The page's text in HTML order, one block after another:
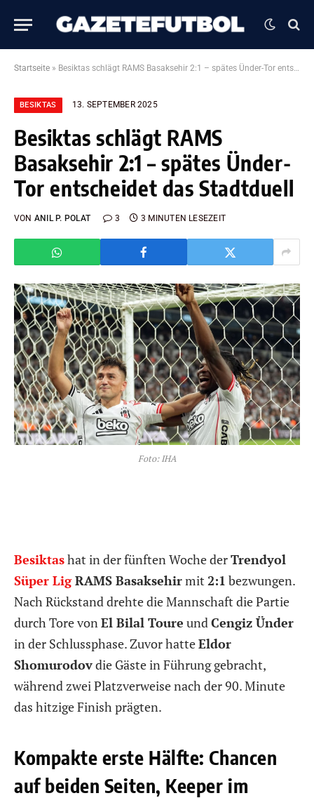
Startseite » Besiktas schlägt RAMS Basaksehir 2:1 – spätes Ünder-Tor entscheidet das Stadtduell
BESIKTAS 13. SEPTEMBER 2025
Besiktas schlägt RAMS
Basaksehir 2:1 – spätes Ünder-
Tor entscheidet das Stadtduell
VON ANIL P. POLAT 3 3 MINUTEN LESEZEIT
Foto: IHA
Besiktashat in der fünften Woche derTrendyol
Süper LigRAMS Basaksehirmit 2:1 bezwungen.
Nach Rückstand drehte die Mannschaft die Partie
durch Tore vonEl Bilal Toure undCengiz Ünder
in der Schlussphase. Zuvor hatteEldor
Shomurodovdie Gäste in Führung gebracht,
während zwei Platzverweise nach der 90. Minute
das hitzige Finish prägten.
Kompakte erste Hälfte: Chancen
auf beiden Seiten, Keeper im